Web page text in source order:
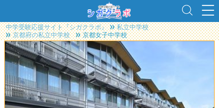
中学受験応援サイト『シガクラボ』
私立中学校
京都府の私立中学校
京都女子中学校